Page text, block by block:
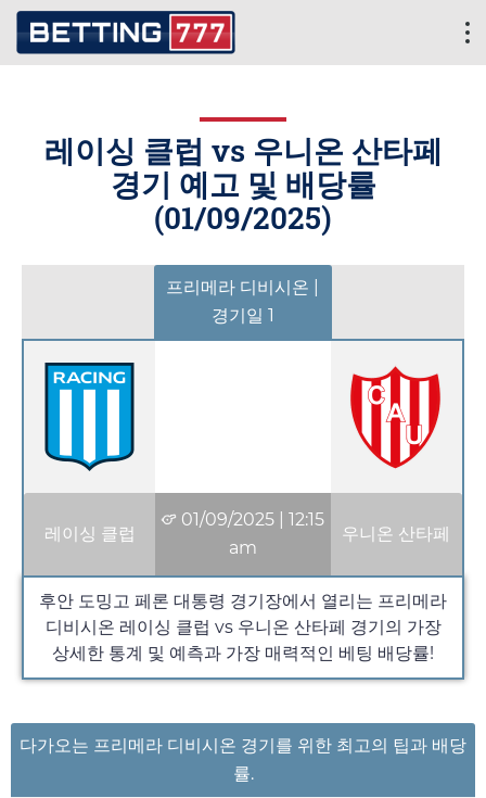
레이싱 클럽 vs 우니온 산타페
경기 예고 및 배당률
(01/09/2025)
프리메라 디비시온 |
경기일 1
레이싱 클럽
01/09/2025 |12:15
am
우니온 산타페
후안 도밍고 페론 대통령 경기장에서 열리는 프리메라
디비시온 레이싱 클럽 vs 우니온 산타페 경기의 가장
상세한 통계 및 예측과 가장 매력적인 베팅 배당률!
다가오는 프리메라 디비시온 경기를 위한 최고의 팁과 배당
률.